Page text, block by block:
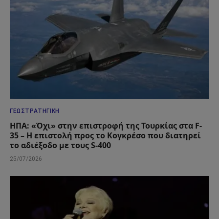
ΓΕΩΣΤΡΑΤΗΓΙΚΉ
ΗΠΑ: «Όχι» στην επιστροφή της Τουρκίας στα F-
35 – Η επιστολή προς το Κογκρέσο που διατηρεί
το αδιέξοδο με τους S-400
25/07/2026